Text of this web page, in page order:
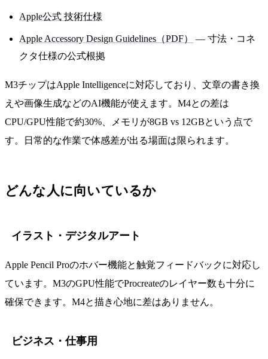
Apple公式 技術仕様
Apple Accessory Design Guidelines（PDF）
— 寸法・コネ
クタ仕様の公式根拠
M3チップはApple Intelligenceに対応しており、文章の書き換
えや画像生成などのAI機能が使えます。M4との差は
CPU/GPU性能で約30%、メモリが8GB vs 12GBという点で
す。日常的な作業で体感差が出る場面は限られます。
どんな人に向いているか
イラスト・デジタルアート
Apple Pencil Proのホバー機能と触覚フィードバックに対応し
ています。M3のGPU性能でProcreateのレイヤー数も十分に
確保できます。M4と描き心地に差はありません。
ビジネス・仕事用